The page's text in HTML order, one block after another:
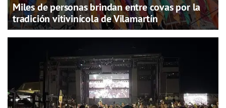
Miles de personas brindan entre covas por la
tradición vitivinícola de Vilamartín